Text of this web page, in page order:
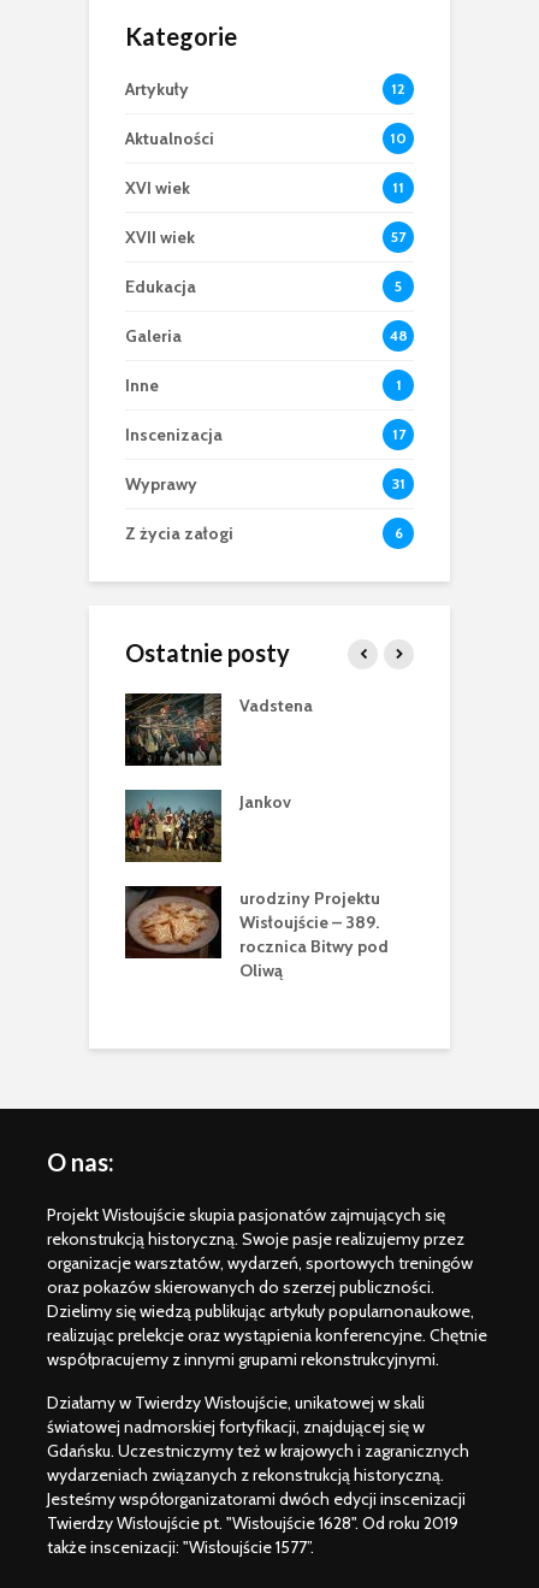
Kategorie
Artykuły 12
Aktualności 10
XVI wiek 11
XVII wiek 57
Edukacja 5
Galeria 48
Inne 1
Inscenizacja 17
Wyprawy 31
Z życia załogi 6
Ostatnie posty
Vadstena
Jankov
urodziny Projektu
Wisłoujście – 389.
rocznica Bitwy pod
Oliwą
O nas:
Projekt Wisłoujście skupia pasjonatów zajmujących się
rekonstrukcją historyczną. Swoje pasje realizujemy przez
organizacje warsztatów, wydarzeń, sportowych treningów
oraz pokazów skierowanych do szerzej publiczności.
Dzielimy się wiedzą publikując artykuły popularnonaukowe,
realizując prelekcje oraz wystąpienia konferencyjne. Chętnie
współpracujemy z innymi grupami rekonstrukcyjnymi.
Działamy w Twierdzy Wisłoujście, unikatowej w skali
światowej nadmorskiej fortyfikacji, znajdującej się w
Gdańsku. Uczestniczymy też w krajowych i zagranicznych
wydarzeniach związanych z rekonstrukcją historyczną.
Jesteśmy współorganizatorami dwóch edycji inscenizacji
Twierdzy Wisłoujście pt. "Wisłoujście 1628". Od roku 2019
także inscenizacji: "Wisłoujście 1577”.